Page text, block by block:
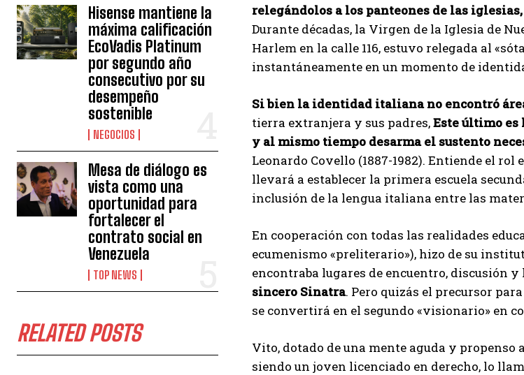
Hisense mantiene la
máxima calificación
EcoVadis Platinum
por segundo año
consecutivo por su
desempeño
sostenible
NEGOCIOS
Mesa de diálogo es
vista como una
oportunidad para
fortalecer el
contrato social en
Venezuela
TOP NEWS
RELATED POSTS
relegándolos a los panteones de las
Durante décadas, la Virgen de la Iglesia de
Harlem en la calle 116, estuvo relegada al
instantáneamente en un momento de
Si bien la identidad italiana no encontró
tierra extranjera y sus padres,Este último es
y al mismo tiempo desarma el sustento
Leonardo Covello (1887-1982). Entiende el
llevará a establecer la primera escuela
inclusión de la lengua italiana entre las
En cooperación con todas las realidades
ecumenismo «preliterario»), hizo de su
encontraba lugares de encuentro, discusión
sincero Sinatra. Pero quizás el precursor
se convertirá en el segundo «visionario» en
Vito, dotado de una mente aguda y propenso
siendo un joven licenciado en derecho, lo